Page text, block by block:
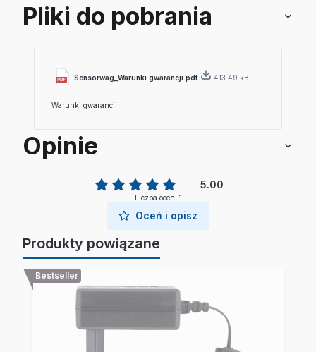
Pliki do pobrania
Sensorwag_Warunki gwarancji.pdf 413.49 kB
Warunki gwarancji
Opinie
5.00
Liczba ocen: 1
Oceń i opisz
Produkty powiązane
Bestseller